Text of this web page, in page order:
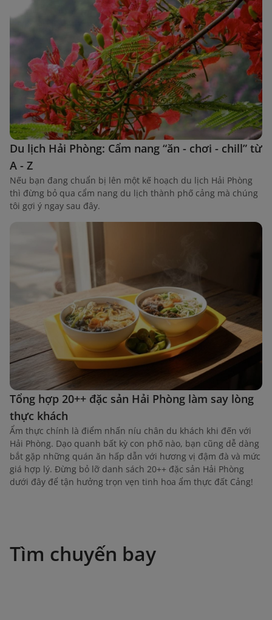
Du lịch Hải Phòng: Cẩm nang “ăn - chơi - chill” từ
A - Z
Nếu bạn đang chuẩn bị lên một kế hoạch du lịch Hải Phòng
thì đừng bỏ qua cẩm nang du lịch thành phố cảng mà chúng
tôi gợi ý ngay sau đây.
Tổng hợp 20++ đặc sản Hải Phòng làm say lòng
thực khách
Ẩm thực chính là điểm nhấn níu chân du khách khi đến với
Hải Phòng. Dạo quanh bất kỳ con phố nào, bạn cũng dễ dàng
bắt gặp những quán ăn hấp dẫn với hương vị đậm đà và mức
giá hợp lý. Đừng bỏ lỡ danh sách 20++ đặc sản Hải Phòng
dưới đây để tận hưởng trọn vẹn tinh hoa ẩm thực đất Cảng!
Tìm chuyến bay